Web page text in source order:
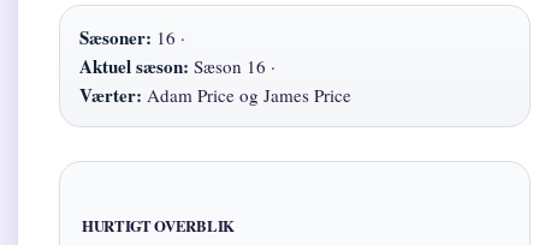
Sæsoner: 16 ·
Aktuel sæson: Sæson 16 ·
Værter: Adam Price og James Price
HURTIGT OVERBLIK